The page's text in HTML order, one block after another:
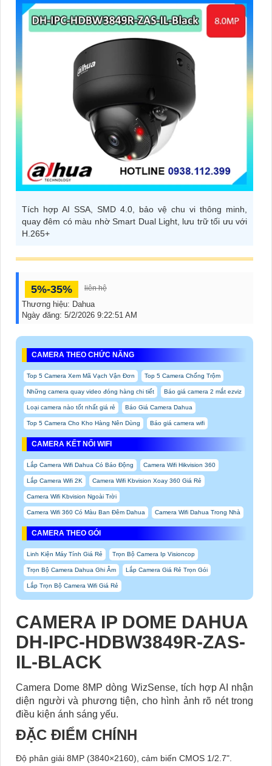
Tích hợp AI SSA, SMD 4.0, bảo vệ chu vi thông minh,
quay đêm có màu nhờ Smart Dual Light, lưu trữ tối ưu với
H.265+
5%-35% liên hệ
Thương hiệu: Dahua
Ngày đăng: 5/2/2026 9:22:51 AM
CAMERA THEO CHỨC NĂNG
Top 5 Camera Xem Mã Vạch Vận Đơn Top 5 Camera Chống Trộm
Những camera quay video đóng hàng chi tiết Báo giá camera 2 mắt ezviz
Loại camera nào tốt nhất giá rẻ Báo Giá Camera Dahua
Top 5 Camera Cho Kho Hàng Nên Dùng Báo giá camera wifi
CAMERA KẾT NỐI WIFI
Lắp Camera Wifi Dahua Có Báo Động Camera Wifi Hikvision 360
Lắp Camera Wifi 2K Camera Wifi Kbvision Xoay 360 Giá Rẻ
Camera Wifi Kbvision Ngoài Trời
Camera Wifi 360 Có Màu Ban Đêm Dahua Camera Wifi Dahua Trong Nhà
CAMERA THEO GÓI
Linh Kiện Máy Tính Giá Rẻ Trọn Bộ Camera Ip Visioncop
Trọn Bộ Camera Dahua Ghi Âm Lắp Camera Giá Rẻ Trọn Gói
Lắp Trọn Bộ Camera Wifi Giá Rẻ
CAMERA IP DOME DAHUA
DH-IPC-HDBW3849R-ZAS-
IL-BLACK
Camera Dome 8MP dòng WizSense, tích hợp AI nhận
diện người và phương tiện, cho hình ảnh rõ nét trong
điều kiện ánh sáng yếu.
ĐẶC ĐIỂM CHÍNH
Độ phân giải 8MP (3840×2160), cảm biến CMOS 1/2.7".